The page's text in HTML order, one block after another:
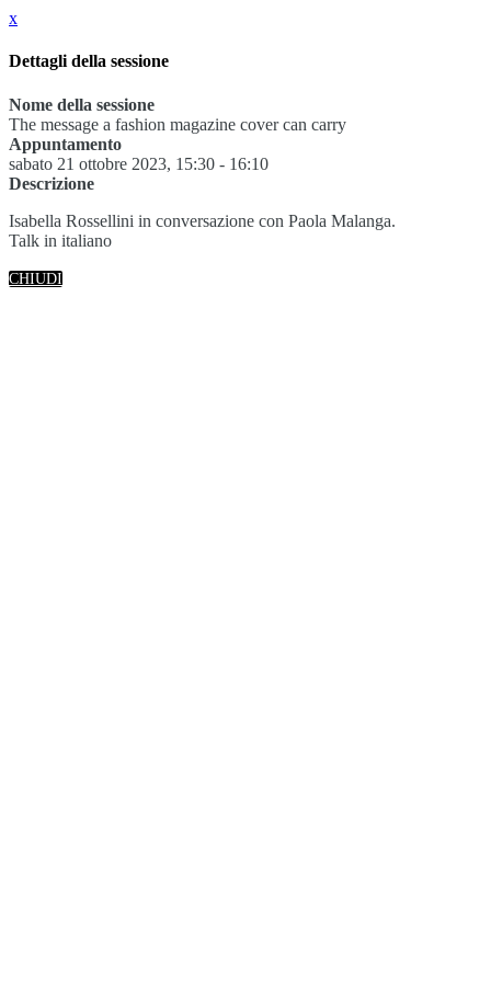
x
Dettagli della sessione
Nome della sessione
The message a fashion magazine cover can carry
Appuntamento
sabato 21 ottobre 2023, 15:30 - 16:10
Descrizione
Isabella Rossellini in conversazione con Paola Malanga.
Talk in italiano
CHIUDI